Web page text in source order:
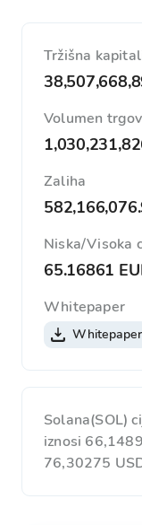
Tržišna
Volumen
Zaliha
Niska/Visoka
65.16861
Whitepaper
Whitepaper
Solana(SOL)
iznosi
76,30275